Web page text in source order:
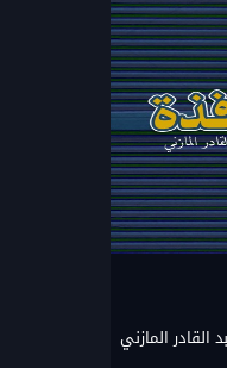
القادر المازني